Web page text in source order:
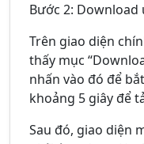
Bước 2:
Trên giao diện
thấy mục
nhấn vào đó để
khoảng 5 giây để
Sau đó, giao diện